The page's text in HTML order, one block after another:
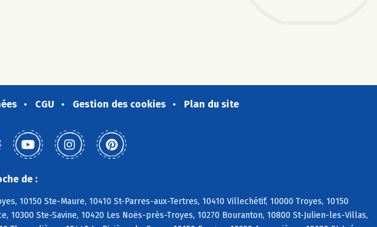
CGU Gestion des cookies Plan du site
de :
10150 Ste-Maure, 10410 St-Parres-aux-Tertres, 10410 Villechétif, 10000 Troyes, 10150
10300 Ste-Savine, 10420 Les Noës-près-Troyes, 10270 Bouranton, 10800 St-Julien-les-Villas,